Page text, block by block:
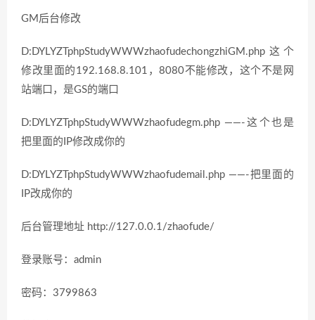
GM后台修改
D:DYLYZTphpStudyWWWzhaofudechongzhiGM.php这个
修改里面的192.168.8.101，8080不能修改，这个不是网
站端口，是GS的端口
D:DYLYZTphpStudyWWWzhaofudegm.php ——-这个也是
把里面的IP修改成你的
D:DYLYZTphpStudyWWWzhaofudemail.php ——-把里面的
IP改成你的
后台管理地址 http://127.0.0.1/zhaofude/
登录账号：admin
密码：3799863